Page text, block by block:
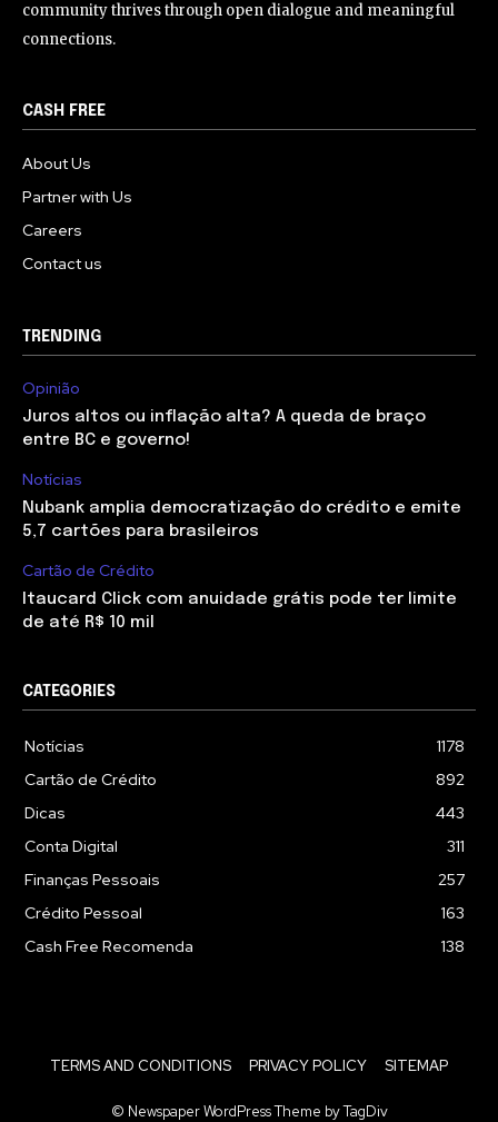
community thrives through open dialogue and meaningful
connections.
CASH FREE
About Us
Partner with Us
Careers
Contact us
TRENDING
Opinião
Juros altos ou inflação alta? A queda de braço
entre BC e governo!
Notícias
Nubank amplia democratização do crédito e emite
5,7 cartões para brasileiros
Cartão de Crédito
Itaucard Click com anuidade grátis pode ter limite
de até R$ 10 mil
CATEGORIES
Notícias
1178
Cartão de Crédito
892
Dicas
443
Conta Digital
311
Finanças Pessoais
257
Crédito Pessoal
163
Cash Free Recomenda
138
TERMS AND CONDITIONS PRIVACY POLICY SITEMAP
© Newspaper WordPress Theme by TagDiv